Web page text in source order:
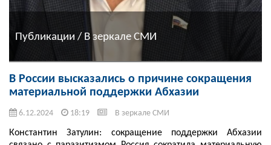
Публикации / В зеркале СМИ
В России высказались о причине сокращения
материальной поддержки Абхазии
6.12.2024 18:19 В зеркале СМИ
Константин Затулин: сокращение поддержки Абхазии